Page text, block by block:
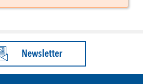
Newsletter